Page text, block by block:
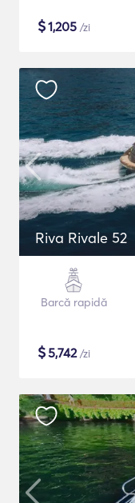
$1,205 /zi
Riva Rivale 52
Barcă rapidă
$5,742/zi